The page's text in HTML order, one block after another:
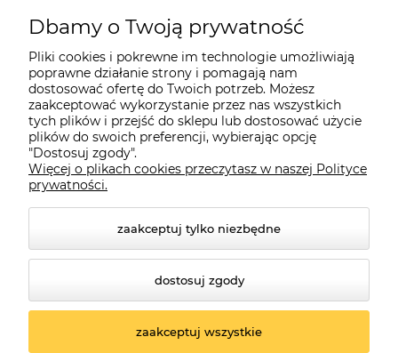
Moje konto
Płatności i dostawa
Informacje
O nas
Dbamy o Twoją prywatność
Pliki cookies i pokrewne im technologie umożliwiają
poprawne działanie strony i pomagają nam
dostosować ofertę do Twoich potrzeb. Możesz
zaakceptować wykorzystanie przez nas wszystkich
tych plików i przejść do sklepu lub dostosować użycie
plików do swoich preferencji, wybierając opcję
"Dostosuj zgody".
Więcej o plikach cookies przeczytasz w naszej Polityce
prywatności.
zaakceptuj tylko niezbędne
dostosuj zgody
zaakceptuj wszystkie